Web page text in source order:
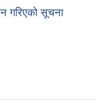
गरिएको सूचना